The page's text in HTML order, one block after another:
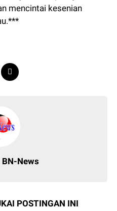
mencintai kesenian
BN-News
POSTINGAN INI